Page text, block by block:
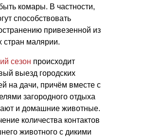
комары. В частности,
способствовать
привезенной из
малярии.
сезон происходит
выезд городских
на дачи, причём вместе с
загородного отдыха
и домашние животные.
количества контактов
животного с дикими